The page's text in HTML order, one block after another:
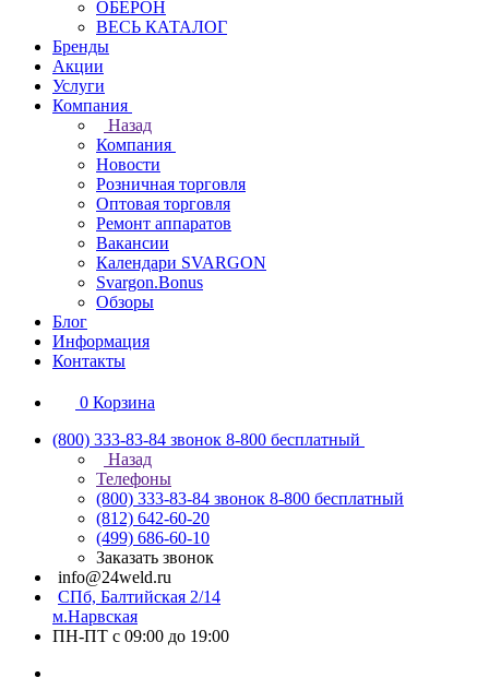
ОБЕРОН
ВЕСЬ КАТАЛОГ
Бренды
Акции
Услуги
Компания
Назад
Компания
Новости
Розничная торговля
Оптовая торговля
Ремонт аппаратов
Вакансии
Календари SVARGON
Svargon.Bonus
Обзоры
Блог
Информация
Контакты
0 Корзина
(800) 333-83-84 звонок 8-800 бесплатный
Назад
Телефоны
(800) 333-83-84 звонок 8-800 бесплатный
(812) 642-60-20
(499) 686-60-10
Заказать звонок
info@24weld.ru
СПб, Балтийская 2/14
м.Нарвская
ПН-ПТ с 09:00 до 19:00